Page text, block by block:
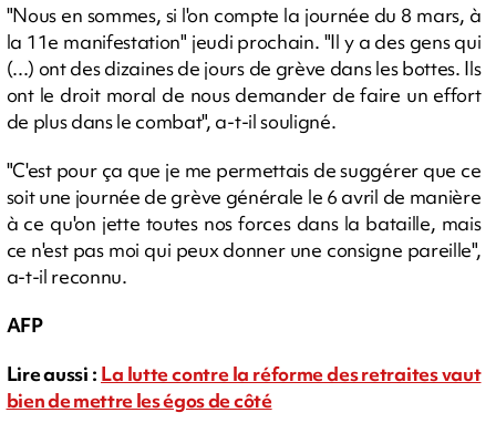
"Nous en sommes, si l'on compte la journée du 8 mars, à
la 11e manifestation" jeudi prochain. "Il y a des gens qui
(...) ont des dizaines de jours de grève dans les bottes. Ils
ont le droit moral de nous demander de faire un effort
de plus dans le combat", a-t-il souligné.
"C'est pour ça que je me permettais de suggérer que ce
soit une journée de grève générale le 6 avril de manière
à ce qu'on jette toutes nos forces dans la bataille, mais
ce n'est pas moi qui peux donner une consigne pareille",
a-t-il reconnu.
AFP
Lire aussi : La lutte contre la réforme des retraites vaut
bien de mettre les égos de côté